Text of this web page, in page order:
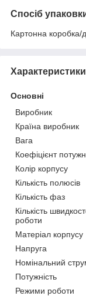
Спосіб
Картонна коробка/
Характеристики
Основні
Виробник
Країна виробник
Вага
Коефіцієнт
Колір корпусу
Кількість полюсів
Кількість фаз
Кількість
роботи
Матеріал корпусу
Напруга
Номінальний
Потужність
Режими роботи